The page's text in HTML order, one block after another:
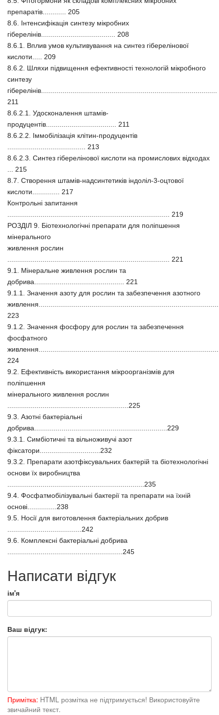
препаратів............ 205
8.6. Інтенсифікація синтезу мікробних
гіберелінів...................................... 208
8.6.1. Вплив умов культивування на синтез гіберелінової
кислоти..... 209
8.6.2. Шляхи підвищення ефективності технологій мікробного
синтезу
гіберелінів..........................................................................................
211
8.6.2.1. Удосконалення штамів-
продуцентів.................................... 211
8.6.2.2. Іммобілізація клітин-продуцентів
........................................ 213
8.6.2.3. Синтез гіберелінової кислоти на промислових відходах
... 215
8.7. Створення штамів-надсинтетиків індоліл-3-оцтової
кислоти.............. 217
Контрольні запитання
................................................................................... 219
РОЗДІЛ 9. Біотехнологічні препарати для поліпшення
мінерального
живлення рослин
................................................................................... 221
9.1. Мінеральне живлення рослин та
добрива.............................................. 221
9.1.1. Значення азоту для рослин та забезпечення азотного
живлення............................................................................................
223
9.1.2. Значення фосфору для рослин та забезпечення
фосфатного
живлення............................................................................................
224
9.2. Ефективність використання мікроорганізмів для
поліпшення
мінерального живлення рослин
..............................................................225
9.3. Азотні бактеріальні
добрива....................................................................229
9.3.1. Симбіотичні та вільноживучі азот
фіксатори...............................232
9.3.2. Препарати азотфіксувальних бактерій та біотехнологічні
основи їх виробництва
......................................................................235
9.4. Фосфатмобілізувальні бактерії та препарати на їхній
основі...............238
9.5. Носії для виготовлення бактеріальних добрив
......................................242
9.6. Комплексні бактеріальні добрива
...........................................................245
Написати відгук
ім'я
Ваш відгук:
Примітка: HTML розмітка не підтримується! Використовуйте
звичайний текст.